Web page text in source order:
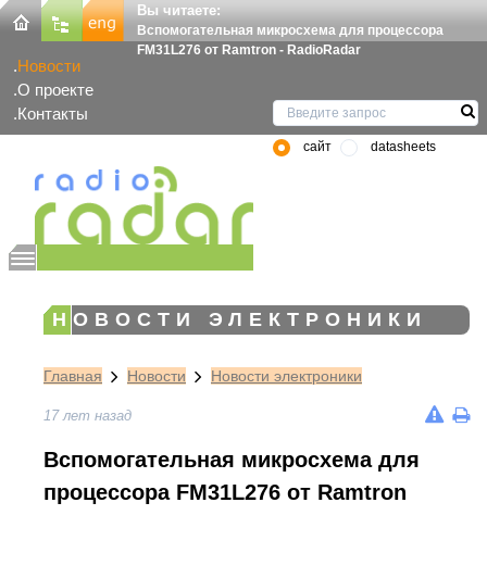
Вы читаете:
Вспомогательная микросхема для процессора
FM31L276 от Ramtron - RadioRadar
Новости
О проекте
Контакты
сайт datasheets
НОВОСТИ ЭЛЕКТРОНИКИ
Главная Новости Новости электроники
17 лет назад
Вспомогательная микросхема для
процессора FM31L276 от Ramtron